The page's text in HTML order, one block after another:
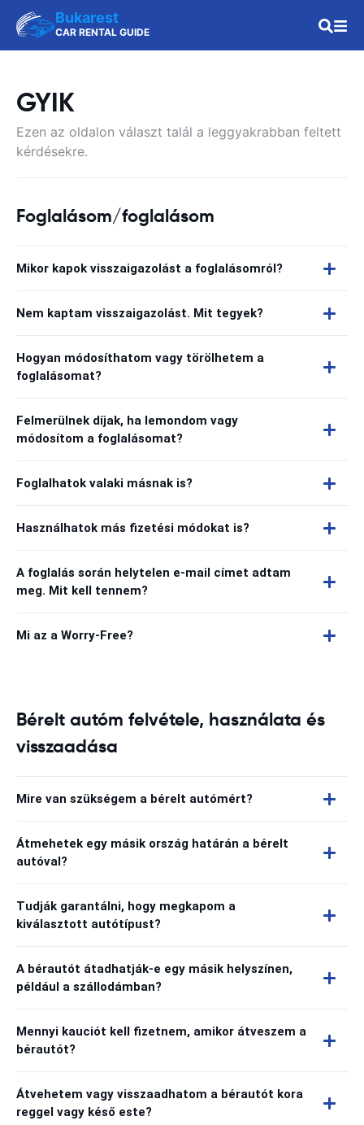
Bukarest
CAR RENTAL GUIDE
GYIK
Ezen az oldalon választ talál a leggyakrabban feltett
kérdésekre.
Foglalásom/foglalásom
Mikor kapok visszaigazolást a foglalásomról?
Nem kaptam visszaigazolást. Mit tegyek?
Hogyan módosíthatom vagy törölhetem a
foglalásomat?
Felmerülnek díjak, ha lemondom vagy
módosítom a foglalásomat?
Foglalhatok valaki másnak is?
Használhatok más fizetési módokat is?
A foglalás során helytelen e-mail címet adtam
meg. Mit kell tennem?
Mi az a Worry-Free?
Bérelt autóm felvétele, használata és
visszaadása
Mire van szükségem a bérelt autómért?
Átmehetek egy másik ország határán a bérelt
autóval?
Tudják garantálni, hogy megkapom a
kiválasztott autótípust?
A bérautót átadhatják-e egy másik helyszínen,
például a szállodámban?
Mennyi kauciót kell fizetnem, amikor átveszem a
bérautót?
Átvehetem vagy visszaadhatom a bérautót kora
reggel vagy késő este?